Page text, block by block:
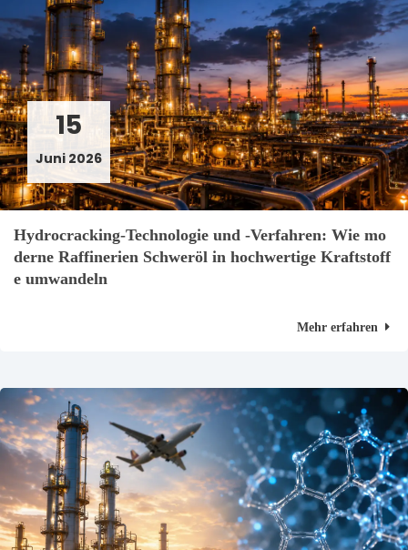
15
Juni 2026
Hydrocracking-Technologie und -Verfahren: Wie mo
derne Raffinerien Schweröl in hochwertige Kraftstoff
e umwandeln
Mehr erfahren